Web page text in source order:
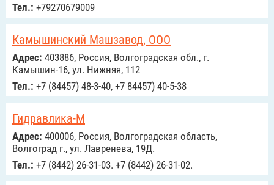
Тел.: +79270679009
Камышинский Машзавод, ООО
Адрес: 403886, Россия, Волгоградская обл., г.
Камышин-16, ул. Нижняя, 112
Тел.: +7 (84457) 48-3-40, +7 84457) 40-5-38
Гидравлика-М
Адрес: 400006, Россия, Волгоградская область,
Волгоград г., ул. Лавренева, 19Д.
Тел.: +7 (8442) 26-31-03. +7 (8442) 26-31-02.